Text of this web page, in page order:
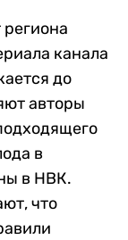
канала
до
авторы
в
в НВК.
что